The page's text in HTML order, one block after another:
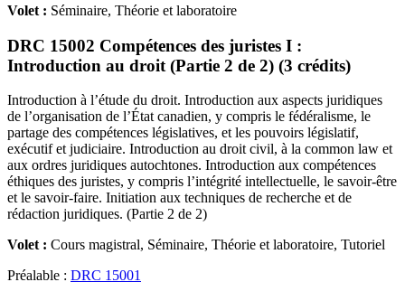
Volet : Séminaire, Théorie et laboratoire
DRC 15002 Compétences des juristes I :
Introduction au droit (Partie 2 de 2) (3 crédits)
Introduction à l’étude du droit. Introduction aux aspects juridiques
de l’organisation de l’État canadien, y compris le fédéralisme, le
partage des compétences législatives, et les pouvoirs législatif,
exécutif et judiciaire. Introduction au droit civil, à la common law et
aux ordres juridiques autochtones. Introduction aux compétences
éthiques des juristes, y compris l’intégrité intellectuelle, le savoir-être
et le savoir-faire. Initiation aux techniques de recherche et de
rédaction juridiques. (Partie 2 de 2)
Volet : Cours magistral, Séminaire, Théorie et laboratoire, Tutoriel
Préalable : DRC 15001